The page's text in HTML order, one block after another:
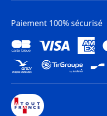
Paiement 100% sécurisé